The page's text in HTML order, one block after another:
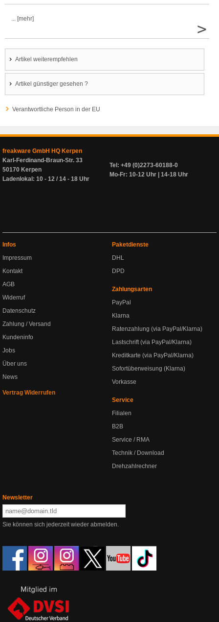
... [mehr]
>
Artikel weiterempfehlen
Artikel günstiger gesehen ?
Verantwortliche Person in der EU
freakware GmbH HQ Kerpen
Karl-Ferdinand-Braun-Str. 33
50170 Kerpen
Ladenlokal: 10 - 12 / 14 - 18 Uhr
Tel: +49 (0)2273-60188-0
Mo-Fr: 10-12 Uhr | 14-18 Uhr
Infos
Impressum
Kontakt
AGB
Widerruf
Datenschutz
Zahlung / Versand
Kundeninfo
Jobs
Über uns
News
Vertrag Widerrufen
Paketdienste
DHL
DPD
Zahlungsarten
PayPal
Klarna
Ratenzahlung (via PayPal/Klarna)
Lastschrift (via PayPal/Klarna)
Kreditkarte (via PayPal/Klarna)
Sofortüberweisung (Klarna)
Vorkasse
Service
Filialen
B2B
Service / RMA
Technik / Download
Drehzahlrechner
Newsletter
Sie können sich jederzeit wieder abmelden.